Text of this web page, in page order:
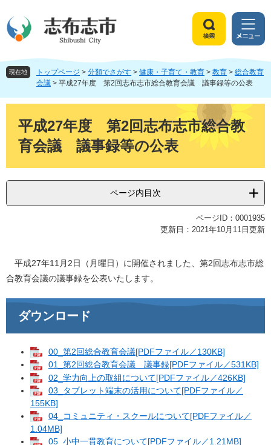
ジ
頭
ュ
飛
索
メ
ニ
ュ
ー
現在地 トップページ > 分類でさがす > 健康・子育て・教育 > 教育 > 総合教育
会議 > 平成27年度 第2回志布志市総合教育会議 議事録等の公表
平成27年度 第2回志布志市総合教
育会議 議事録等の公表
ページ内目次
ページID：0001935
更新日：2021年10月11日更新
平成27年11月2日（月曜日）に開催されました、第2回志布志市総
合教育会議の議事録を公表いたします。
ダウンロード
00_第2回総合教育会議[PDFファイル／130KB]
01_第2回総合教育会議 議事録[PDFファイル／531KB]
02_学力向上の取組について[PDFファイル／426KB]
03_タブレット端末の活用について[PDFファイル／
155KB]
04_コミュニティ・スクールについて[PDFファイル／
1.04MB]
05_小中一貫教育について[PDFファイル／1.21MB]